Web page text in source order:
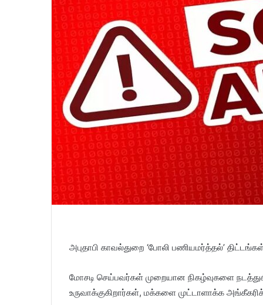
l
அபுதாபி காவல்துறை ‘போலி பணியமர்த்தல்’
மோசடி செய்பவர்கள் முறையான நிகழ்வுகளை
உருவாக்குகிறார்கள், மக்களை முட்டாளாக்க